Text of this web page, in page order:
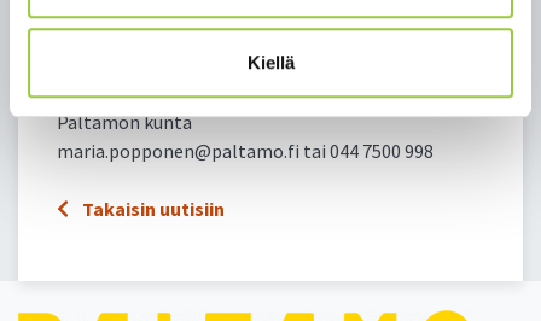
Kiellä
Lisätietoa:
viestintäsuunnittelija ja kulttuurivastaava,
Paltamon kunta
maria.popponen@paltamo.fi tai 044 7500 998
Takaisin uutisiin